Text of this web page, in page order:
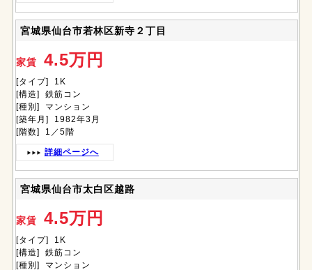
宮城県仙台市若林区新寺２丁目
家賃 4.5万円
[タイプ] 1K
[構造] 鉄筋コン
[種別] マンション
[築年月] 1982年3月
[階数] 1／5階
詳細ページへ
宮城県仙台市太白区越路
家賃 4.5万円
[タイプ] 1K
[構造] 鉄筋コン
[種別] マンション